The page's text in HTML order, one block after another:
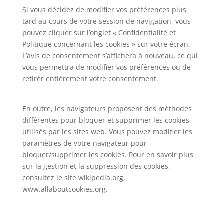
Si vous décidez de modifier vos préférences plus
tard au cours de votre session de navigation, vous
pouvez cliquer sur l’onglet « Confidentialité et
Politique concernant les cookies » sur votre écran.
L’avis de consentement s’affichera à nouveau, ce qui
vous permettra de modifier vos préférences ou de
retirer entièrement votre consentement.
En outre, les navigateurs proposent des méthodes
différentes pour bloquer et supprimer les cookies
utilisés par les sites web. Vous pouvez modifier les
paramètres de votre navigateur pour
bloquer/supprimer les cookies. Pour en savoir plus
sur la gestion et la suppression des cookies,
consultez le site wikipedia.org,
www.allaboutcookies.org.